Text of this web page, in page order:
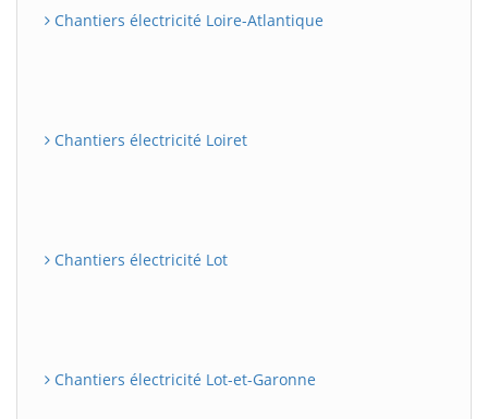
Chantiers électricité Loire-Atlantique
Chantiers électricité Loiret
Chantiers électricité Lot
Chantiers électricité Lot-et-Garonne